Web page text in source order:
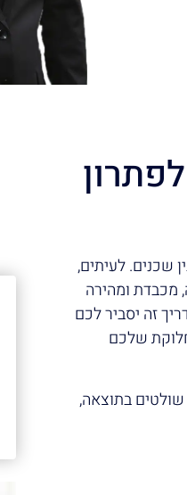
שכנים. לעיתים,
מכבדת ומהירה
זה יסביר לכם
שלכם
בתוצאה,